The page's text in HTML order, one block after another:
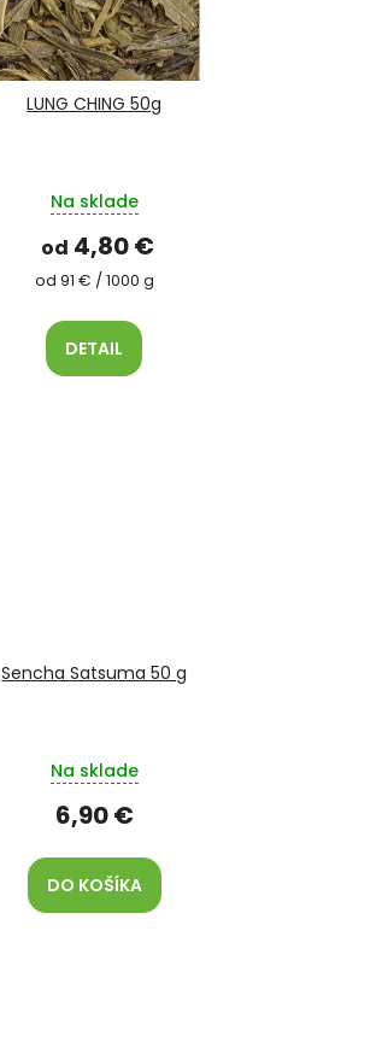
LUNG CHING 50g
Na sklade
od 4,80 €
Jednotková
od 91 € / 1000 g
DETAIL
Sencha Satsuma 50 g
Na sklade
6,90 €
DO KOŠÍKA